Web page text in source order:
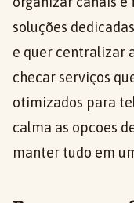
soluções
e quer centralizar
checar serviços
otimizados para
calma as opcoes
manter tudo em